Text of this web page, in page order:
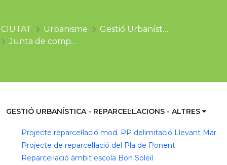
CIUTAT Urbanisme
Gestió Urbanística - Reparcel·lacions - Altres
Junta de compensació Llevant Mar
GESTIÓ URBANÍSTICA - REPARCEL·LACIONS - ALTRES
Projecte reparcel·lació mod. PP delimitació Llevant Mar
Projecte de reparcel·lació del Pla de Ponent
Reparcel·lació àmbit escola Bon Soleil